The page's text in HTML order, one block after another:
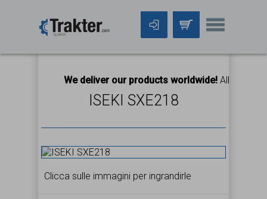
We deliver our products worldwide!All orders Until
ISEKI SXE218
Clicca sulle immagini per ingrandirle